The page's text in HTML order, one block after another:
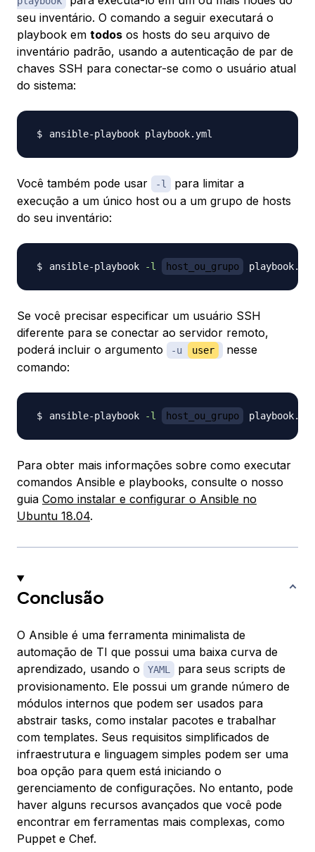
seu inventário. O comando a seguir executará o
playbook em todos os hosts do seu arquivo de
inventário padrão, usando a autenticação de par de
chaves SSH para conectar-se como o usuário atual
do sistema:
Você também pode usar -l
para limitar a
execução a um único host ou a um grupo de hosts
do seu inventário:
ansible-playbook -l host_ou_grupo
Se você precisar especificar um usuário SSH
diferente para se conectar ao servidor remoto,
poderá incluir o argumento
-u user
nesse
comando:
ansible-playbook -l host_ou_grupo
Para obter mais informações sobre como executar
comandos Ansible e playbooks, consulte o nosso
guia Como instalar e configurar o Ansible no
Ubuntu 18.04.
Conclusão
O Ansible é uma ferramenta minimalista de
automação de TI que possui uma baixa curva de
aprendizado, usando o
YAML
para seus scripts de
provisionamento. Ele possui um grande número de
módulos internos que podem ser usados para
abstrair tasks, como instalar pacotes e trabalhar
com templates. Seus requisitos simplificados de
infraestrutura e linguagem simples podem ser uma
boa opção para quem está iniciando o
gerenciamento de configurações. No entanto, pode
haver alguns recursos avançados que você pode
encontrar em ferramentas mais complexas, como
Puppet e Chef.